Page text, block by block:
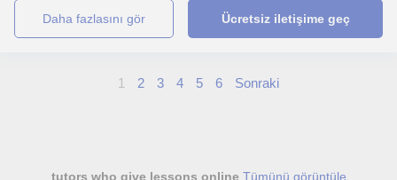
daha fazlasını gör Ücretsiz iletişime geç
1 2 3 4 5 6 Sonraki
tutors who give lessons online Tümünü görüntüle